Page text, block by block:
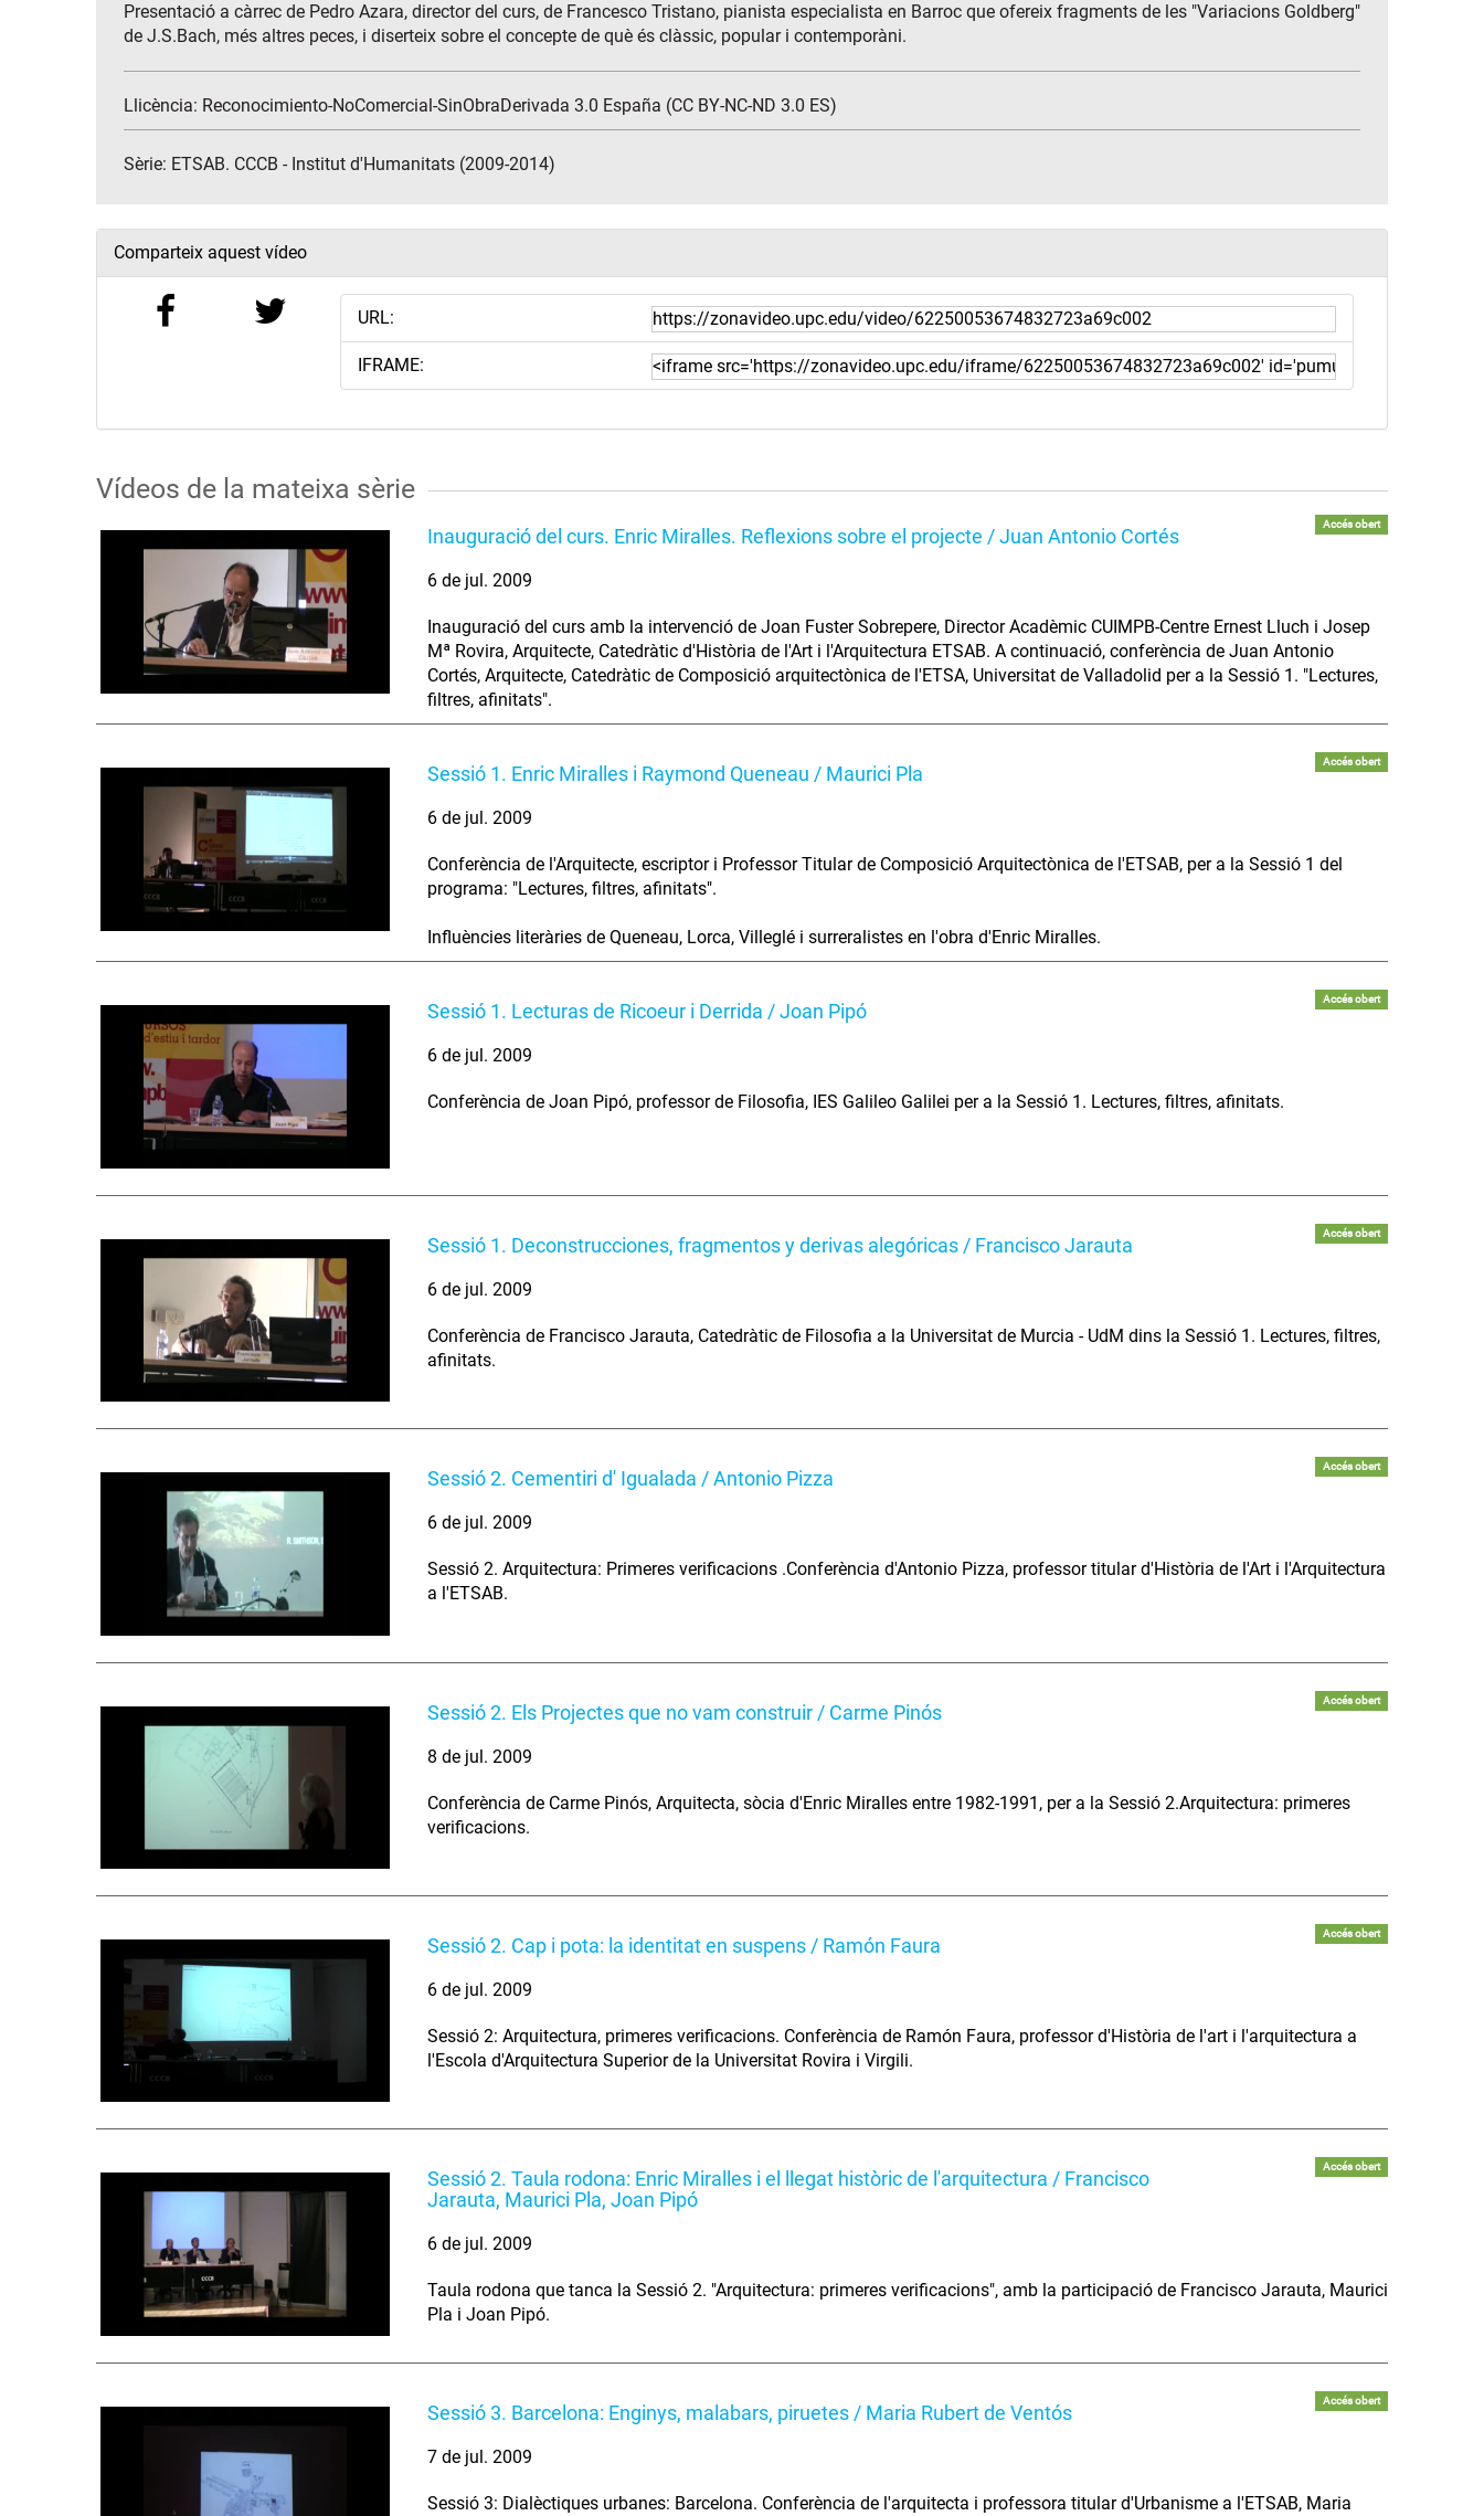
Presentació a càrrec de Pedro Azara, director del curs, de Francesco Tristano, pianista especialista en Barroc que ofereix fragments de les "Variacions Goldberg"
de J.S.Bach, més altres peces, i diserteix sobre el concepte de què és clàssic, popular i contemporàni.
Llicència: Reconocimiento-NoComercial-SinObraDerivada 3.0 España (CC BY-NC-ND 3.0 ES)
Sèrie: ETSAB. CCCB - Institut d'Humanitats (2009-2014)
Comparteix aquest vídeo
URL:
IFRAME:
Vídeos de la mateixa sèrie
Inauguració del curs. Enric Miralles. Reflexions sobre el projecte / Juan Antonio Cortés
Accés obert
6 de jul. 2009
Inauguració del curs amb la intervenció de Joan Fuster Sobrepere, Director Acadèmic CUIMPB-Centre Ernest Lluch i Josep
Mª Rovira, Arquitecte, Catedràtic d'Història de l'Art i l'Arquitectura ETSAB. A continuació, conferència de Juan Antonio
Cortés, Arquitecte, Catedràtic de Composició arquitectònica de l'ETSA, Universitat de Valladolid per a la Sessió 1. "Lectures,
filtres, afinitats".
Sessió 1. Enric Miralles i Raymond Queneau / Maurici Pla
Accés obert
6 de jul. 2009
Conferència de l'Arquitecte, escriptor i Professor Titular de Composició Arquitectònica de l'ETSAB, per a la Sessió 1 del
programa: "Lectures, filtres, afinitats".
Influències literàries de Queneau, Lorca, Villeglé i surreralistes en l'obra d'Enric Miralles.
Sessió 1. Lecturas de Ricoeur i Derrida / Joan Pipó
Accés obert
6 de jul. 2009
Conferència de Joan Pipó, professor de Filosofia, IES Galileo Galilei per a la Sessió 1. Lectures, filtres, afinitats.
Sessió 1. Deconstrucciones, fragmentos y derivas alegóricas / Francisco Jarauta
Accés obert
6 de jul. 2009
Conferència de Francisco Jarauta, Catedràtic de Filosofia a la Universitat de Murcia - UdM dins la Sessió 1. Lectures, filtres,
afinitats.
Sessió 2. Cementiri d' Igualada / Antonio Pizza
Accés obert
6 de jul. 2009
Sessió 2. Arquitectura: Primeres verificacions .Conferència d'Antonio Pizza, professor titular d'Història de l'Art i l'Arquitectura
a l'ETSAB.
Sessió 2. Els Projectes que no vam construir / Carme Pinós
Accés obert
8 de jul. 2009
Conferència de Carme Pinós, Arquitecta, sòcia d'Enric Miralles entre 1982-1991, per a la Sessió 2.Arquitectura: primeres
verificacions.
Sessió 2. Cap i pota: la identitat en suspens / Ramón Faura
Accés obert
6 de jul. 2009
Sessió 2: Arquitectura, primeres verificacions. Conferència de Ramón Faura, professor d'Història de l'art i l'arquitectura a
l'Escola d'Arquitectura Superior de la Universitat Rovira i Virgili.
Sessió 2. Taula rodona: Enric Miralles i el llegat històric de l'arquitectura / Francisco
Jarauta, Maurici Pla, Joan Pipó
Accés obert
6 de jul. 2009
Taula rodona que tanca la Sessió 2. "Arquitectura: primeres verificacions", amb la participació de Francisco Jarauta, Maurici
Pla i Joan Pipó.
Sessió 3. Barcelona: Enginys, malabars, piruetes / Maria Rubert de Ventós
Accés obert
7 de jul. 2009
Sessió 3: Dialèctiques urbanes: Barcelona. Conferència de l'arquitecta i professora titular d'Urbanisme a l'ETSAB, Maria